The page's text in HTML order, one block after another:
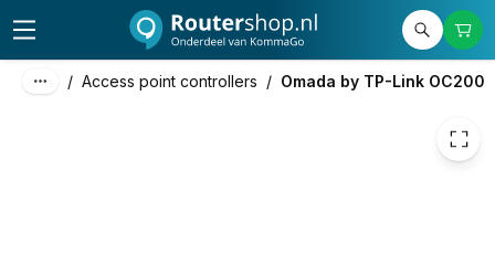
/ Access point controllers / Omada by TP-Link OC200
excl. btw
incl. btw